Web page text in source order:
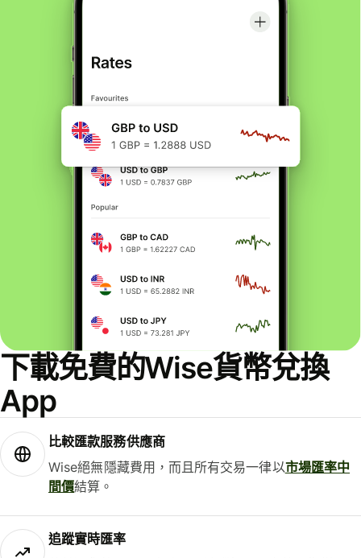
下載免費的Wise貨幣兌換
App
比較匯款服務供應商
Wise絕無隱藏費用，而且所有交易一律以市場匯率中
間價結算。
追蹤實時匯率